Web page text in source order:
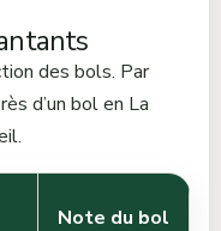
des bols. Par
d’un bol en La
Note du bol